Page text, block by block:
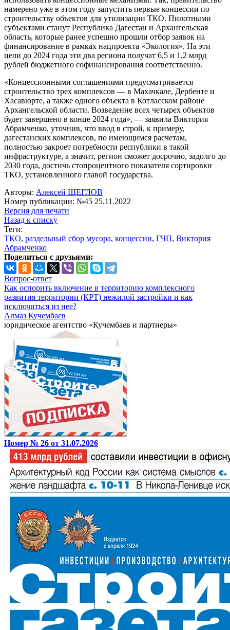
намерено уже в этом году запустить первые концессии по
строительству объектов для утилизации ТКО. Пилотными
субъектами станут Республика Дагестан и Архангельская
область, которые ранее успешно прошли отбор заявок на
финансирование в рамках нацпроекта «Экология». На эти
цели до 2024 года эти два региона получат 6,5 и 1,2 млрд
рублей бюджетного софинансирования соответственно.
«Концессионными соглашениями предусматривается
строительство трех комплексов — в Махачкале, Дербенте и
Хасавюрте, а также одного объекта в Котласском районе
Архангельской области. Возведение всех четырех объектов
будет завершено в конце 2024 года», — заявила Виктория
Абрамченко, уточнив, что ввод в строй, к примеру,
дагестанских комплексов, по имеющимся расчетам,
полностью закроет потребности республики в такой
инфраструктуре, а значит, регион сможет досрочно, задолго до
2030 года, достичь стопроцентного показателя сортировки
ТКО, установленного главой государства.
Авторы: Алексей ЩЕГЛОВ
Номер публикации: №45 25.11.2022
Версия для печати
Назад к списку
Теги:
ТКО, раздельный сбор мусора, концессии, ГЧП, Виктория
Абрамченко
Поделиться с друзьями:
Вопрос-ответ
Как оспорить включение в территорию комплексного
развития территории (КРТ) нежилой застройки и как
исключиться из нее?
Алмаз Кучембаев
юридическое агентство «Кучембаев и партнеры»
Номер № 26 от 31.07.2026